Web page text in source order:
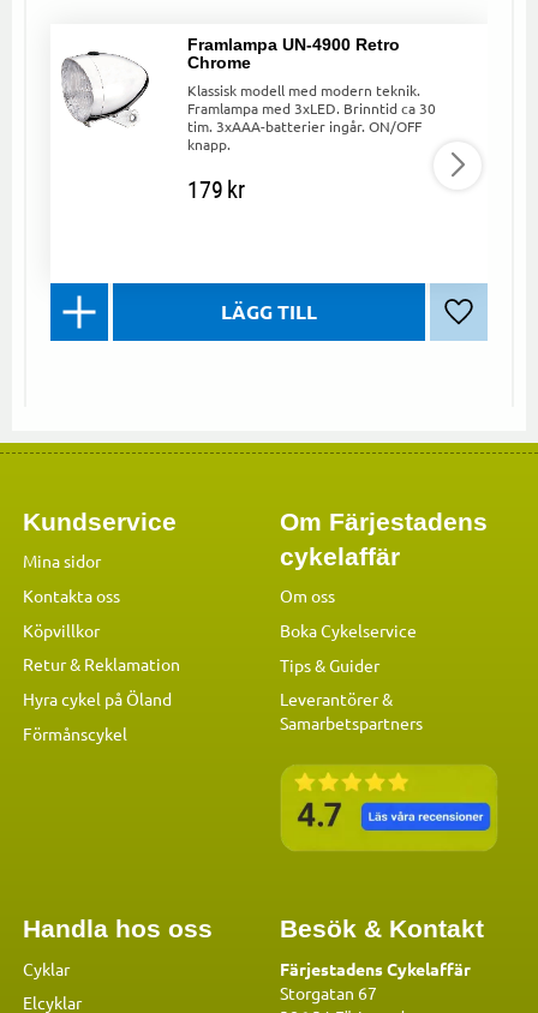
Framlampa UN-4900 Retro
Chrome
Klassisk modell med modern teknik.
Framlampa med 3xLED. Brinntid ca 30
tim. 3xAAA-batterier ingår. ON/OFF
knapp.
179kr
Lägg till
Kundservice
Mina sidor
Kontakta oss
Köpvillkor
Retur & Reklamation
Hyra cykel på Öland
Förmånscykel
Om Färjestadens
cykelaffär
Om oss
Boka Cykelservice
Tips & Guider
Leverantörer &
Samarbetspartners
Handla hos oss
Cyklar
Elcyklar
Besök & Kontakt
Färjestadens Cykelaffär
Storgatan 67